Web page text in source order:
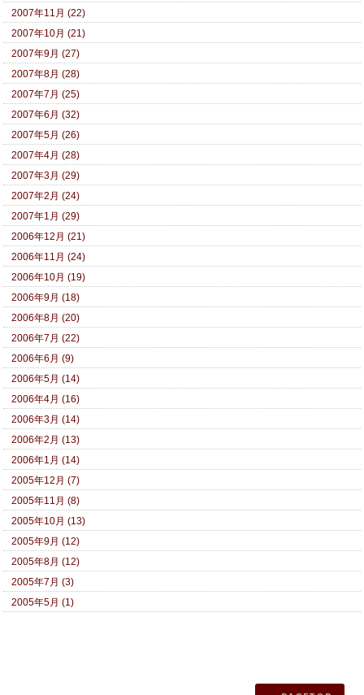
2007年11月 (22)
2007年10月 (21)
2007年9月 (27)
2007年8月 (28)
2007年7月 (25)
2007年6月 (32)
2007年5月 (26)
2007年4月 (28)
2007年3月 (29)
2007年2月 (24)
2007年1月 (29)
2006年12月 (21)
2006年11月 (24)
2006年10月 (19)
2006年9月 (18)
2006年8月 (20)
2006年7月 (22)
2006年6月 (9)
2006年5月 (14)
2006年4月 (16)
2006年3月 (14)
2006年2月 (13)
2006年1月 (14)
2005年12月 (7)
2005年11月 (8)
2005年10月 (13)
2005年9月 (12)
2005年8月 (12)
2005年7月 (3)
2005年5月 (1)